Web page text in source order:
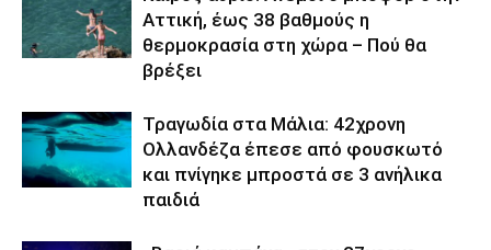
Αττική, έως 38 βαθμούς η
θερμοκρασία στη χώρα – Πού θα
βρέξει
Τραγωδία στα Μάλια: 42χρονη
Ολλανδέζα έπεσε από φουσκωτό
και πνίγηκε μπροστά σε 3 ανήλικα
παιδιά